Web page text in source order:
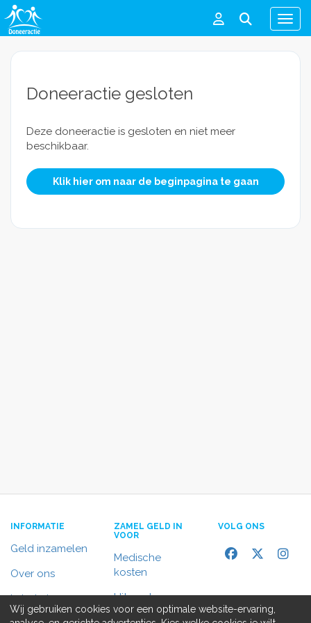
Menu
Doneeractie gesloten
Deze doneeractie is gesloten en niet meer
beschikbaar.
Klik hier om naar de beginpagina te gaan
INFORMATIE
Geld inzamelen
Over ons
In het nieuws
ZAMEL GELD IN
VOOR
Medische
kosten
Uitvaart
VOLG ONS
Wij gebruiken cookies voor een optimale website-ervaring,